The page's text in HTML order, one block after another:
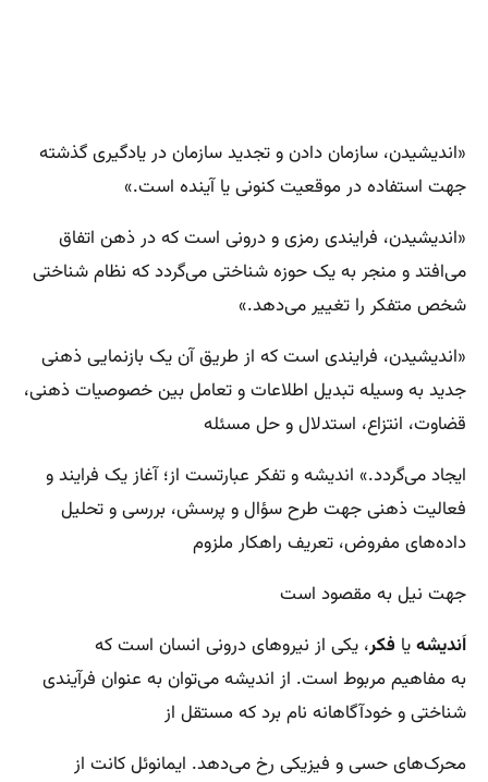
«اندیشیدن، سازمان دادن و تجدید سازمان در یادگیری گذشته
جهت استفاده در موقعیت کنونی یا آینده است.»
«اندیشیدن، فرایندی رمزی و درونی است که در ذهن اتفاق
می‌افتد و منجر به یک حوزه شناختی می‌گردد که نظام شناختی
شخص متفکر را تغییر می‌دهد.»
«اندیشیدن، فرایندی است که از طریق آن یک بازنمایی ذهنی
جدید به وسیله تبدیل اطلاعات و تعامل بین خصوصیات ذهنی،
قضاوت، انتزاع، استدلال و حل مسئله
ایجاد می‌گردد.» اندیشه و تفکر عبارتست از؛ آغاز یک فرایند و
فعالیت ذهنی جهت طرح سؤال و پرسش، بررسی و تحلیل
داده‌های مفروض، تعریف راهکار ملزوم
جهت نیل به مقصود است
اَندیشهیا فکر، یکی از نیروهای درونی انسان است که
به مفاهیم مربوط است. از اندیشه می‌توان به عنوان فرآیندی
شناختی و خودآگاهانه نام برد که مستقل از
محرک‌های حسی و فیزیکی رخ می‌دهد. ایمانوئل کانت از